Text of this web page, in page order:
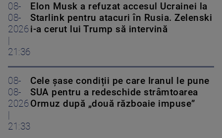
08-
08-
2026
21:36
Elon Musk a refuzat accesul Ucrainei la
Starlink pentru atacuri în Rusia. Zelenski
i-a cerut lui Trump să intervină
08-
08-
2026
21:33
Cele șase condiții pe care Iranul le pune
SUA pentru a redeschide strâmtoarea
Ormuz după „două războaie impuse”